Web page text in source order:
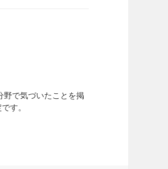
野で気づいたことを掲
す。